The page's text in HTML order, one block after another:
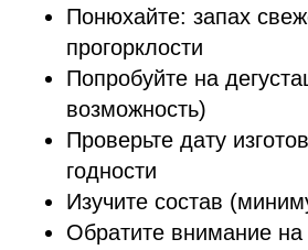
Понюхайте: запах
прогорклости
Попробуйте на
возможность)
Проверьте дату
годности
Изучите состав
Обратите внимание